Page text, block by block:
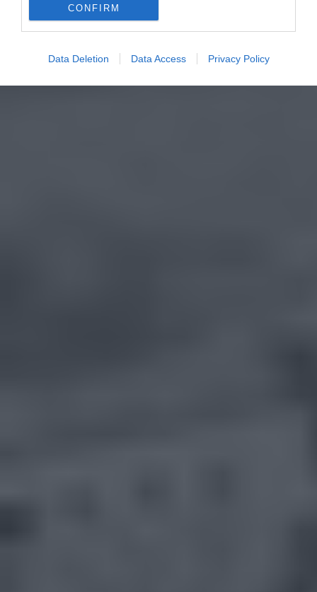
CONFIRM
Data Deletion Data Access Privacy Policy